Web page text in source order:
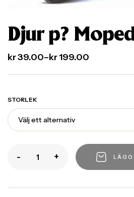
Djur p?
kr39.00–kr199.00
STORLEK
- +